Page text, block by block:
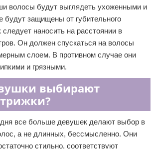
волосы будут выглядеть ухоженными и
будут защищены от губительного
наносить на расстоянии в
Он должен спускаться на волосы
слоем. В противном случае они
и грязными.
выбирают
все больше девушек делают выбор в
а не длинных, бессмысленно. Они
стильно, соответствуют